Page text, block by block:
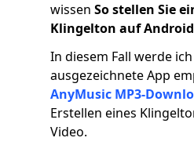
wissen So stellen Sie
Klingelton auf
In diesem Fall werde
ausgezeichnete App
AnyMusic MP3-
Erstellen eines
Video.